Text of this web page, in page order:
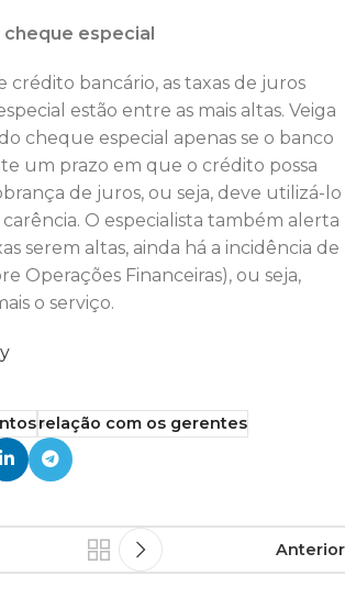
especial
crédito bancário, as taxas de juros
estão entre as mais altas. Veiga
cheque especial apenas se o banco
um prazo em que o crédito possa
de juros, ou seja, deve utilizá-lo
O especialista também alerta
serem altas, ainda há a incidência de
Operações Financeiras), ou seja,
o serviço.
relação com os gerentes
Anterior